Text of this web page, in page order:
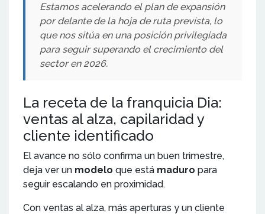
Estamos acelerando el plan de expansión
por delante de la hoja de ruta prevista, lo
que nos sitúa en una posición privilegiada
para seguir superando el crecimiento del
sector en 2026.
La receta de la franquicia Dia:
ventas al alza, capilaridad y
cliente identificado
El avance no sólo confirma un buen trimestre,
deja ver un modelo que está maduro para
seguir escalando en proximidad.
Con ventas al alza, más aperturas y un cliente